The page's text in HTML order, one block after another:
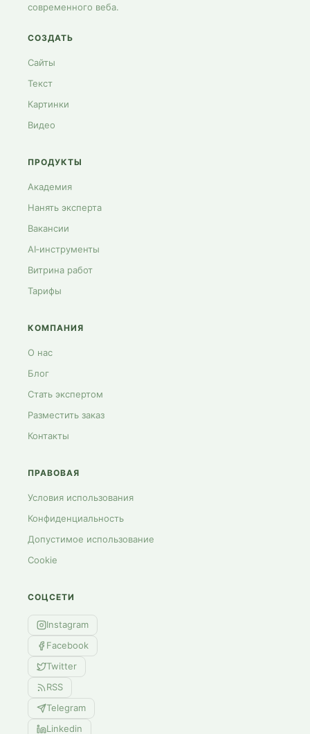
современного веба.
СОЗДАТЬ
Сайты
Текст
Картинки
Видео
ПРОДУКТЫ
Академия
Нанять эксперта
Вакансии
AI‑инструменты
Витрина работ
Тарифы
КОМПАНИЯ
О нас
Блог
Стать экспертом
Разместить заказ
Контакты
ПРАВОВАЯ
Условия использования
Конфиденциальность
Допустимое использование
Cookie
СОЦСЕТИ
Instagram
Facebook
Twitter
RSS
Telegram
Linkedin